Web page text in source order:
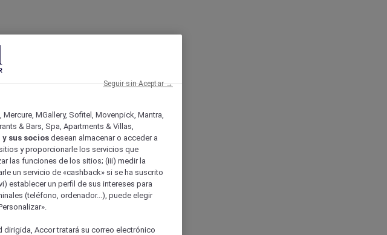
MGallery, Sofitel, Movenpick, Mantra,
& Bars, Spa, Apartments & Villas,
sus socios desean almacenar o acceder a
y proporcionarle los servicios que
las funciones de los sitios; (iii) medir la
un servicio de «cashback» si se ha suscrito
establecer un perfil de sus intereses para
(teléfono, ordenador...), puede elegir
Accor tratará su correo electrónico
Seguir sin Aceptar →